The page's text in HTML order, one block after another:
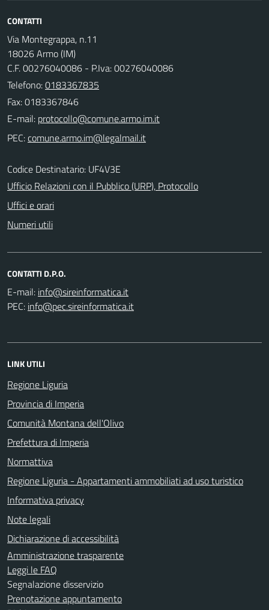
CONTATTI
Via Montegrappa, n.11
18026 Armo (IM)
C.F. 00276040086 - P.Iva: 00276040086
Telefono:0183367835
Fax: 0183367846
E-mail:
PEC:
Codice Destinatario: UF4V3E
Ufficio Relazioni con il Pubblico (URP), Protocollo
Uffici e orari
Numeri utili
CONTATTI D.P.O.
E-mail:
PEC:
LINK UTILI
Regione Liguria
Provincia di Imperia
Comunità Montana dell'Olivo
Prefettura di Imperia
Normattiva
Regione Liguria - Appartamenti ammobiliati ad uso turistico
Informativa privacy
Note legali
Dichiarazione di accessibilità
Amministrazione trasparente
Leggi le FAQ
Segnalazione disservizio
Prenotazione appuntamento